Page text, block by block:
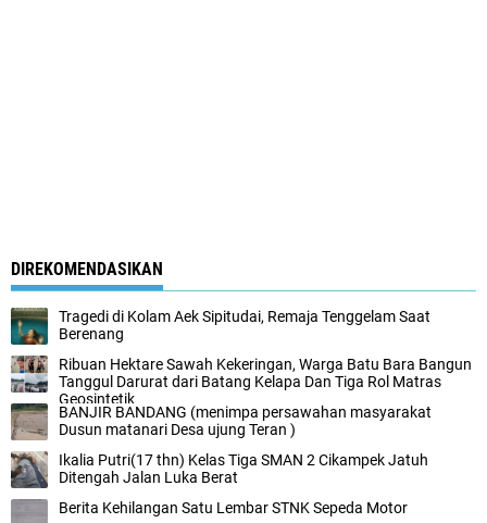
DIREKOMENDASIKAN
Tragedi di Kolam Aek Sipitudai, Remaja Tenggelam Saat
Berenang
Ribuan Hektare Sawah Kekeringan, Warga Batu Bara Bangun
Tanggul Darurat dari Batang Kelapa Dan Tiga Rol Matras
Geosintetik
BANJIR BANDANG (menimpa persawahan masyarakat
Dusun matanari Desa ujung Teran )
Ikalia Putri(17 thn) Kelas Tiga SMAN 2 Cikampek Jatuh
Ditengah Jalan Luka Berat
Berita Kehilangan Satu Lembar STNK Sepeda Motor